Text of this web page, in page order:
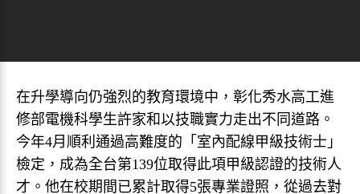
在升學導向仍強烈的教育環境中，彰化秀水高工進
修部電機科學生許家和以技職實力走出不同道路。
今年4月順利通過高難度的「室內配線甲級技術士」
檢定，成為全台第139位取得此項甲級認證的技術人
才。他在校期間已累計取得5張專業證照，從過去對